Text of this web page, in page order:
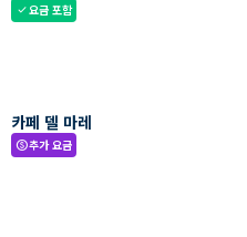
check요금 포함
카페 델 마레
paid추가 요금